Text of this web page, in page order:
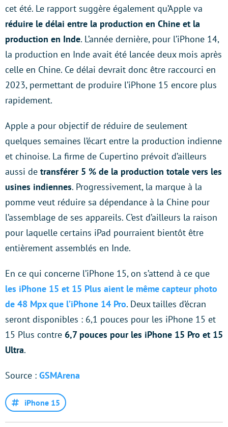
cet été. Le rapport suggère également qu’Apple va
réduire le délai entre la production en Chine et la
production en Inde. L’année dernière, pour l’iPhone 14,
la production en Inde avait été lancée deux mois après
celle en Chine. Ce délai devrait donc être raccourci en
2023, permettant de produire l’iPhone 15 encore plus
rapidement.
Apple a pour objectif de réduire de seulement
quelques semaines l’écart entre la production indienne
et chinoise. La firme de Cupertino prévoit d’ailleurs
aussi de transférer 5 % de la production totale vers les
usines indiennes. Progressivement, la marque à la
pomme veut réduire sa dépendance à la Chine pour
l’assemblage de ses appareils. C’est d’ailleurs la raison
pour laquelle certains iPad pourraient bientôt être
entièrement assemblés en Inde.
En ce qui concerne l’iPhone 15, on s’attend à ce que
les iPhone 15 et 15 Plus aient le même capteur photo
de 48 Mpx que l’iPhone 14 Pro. Deux tailles d’écran
seront disponibles : 6,1 pouces pour les iPhone 15 et
15 Plus contre 6,7 pouces pour les iPhone 15 Pro et 15
Ultra.
Source : GSMArena
iPhone 15